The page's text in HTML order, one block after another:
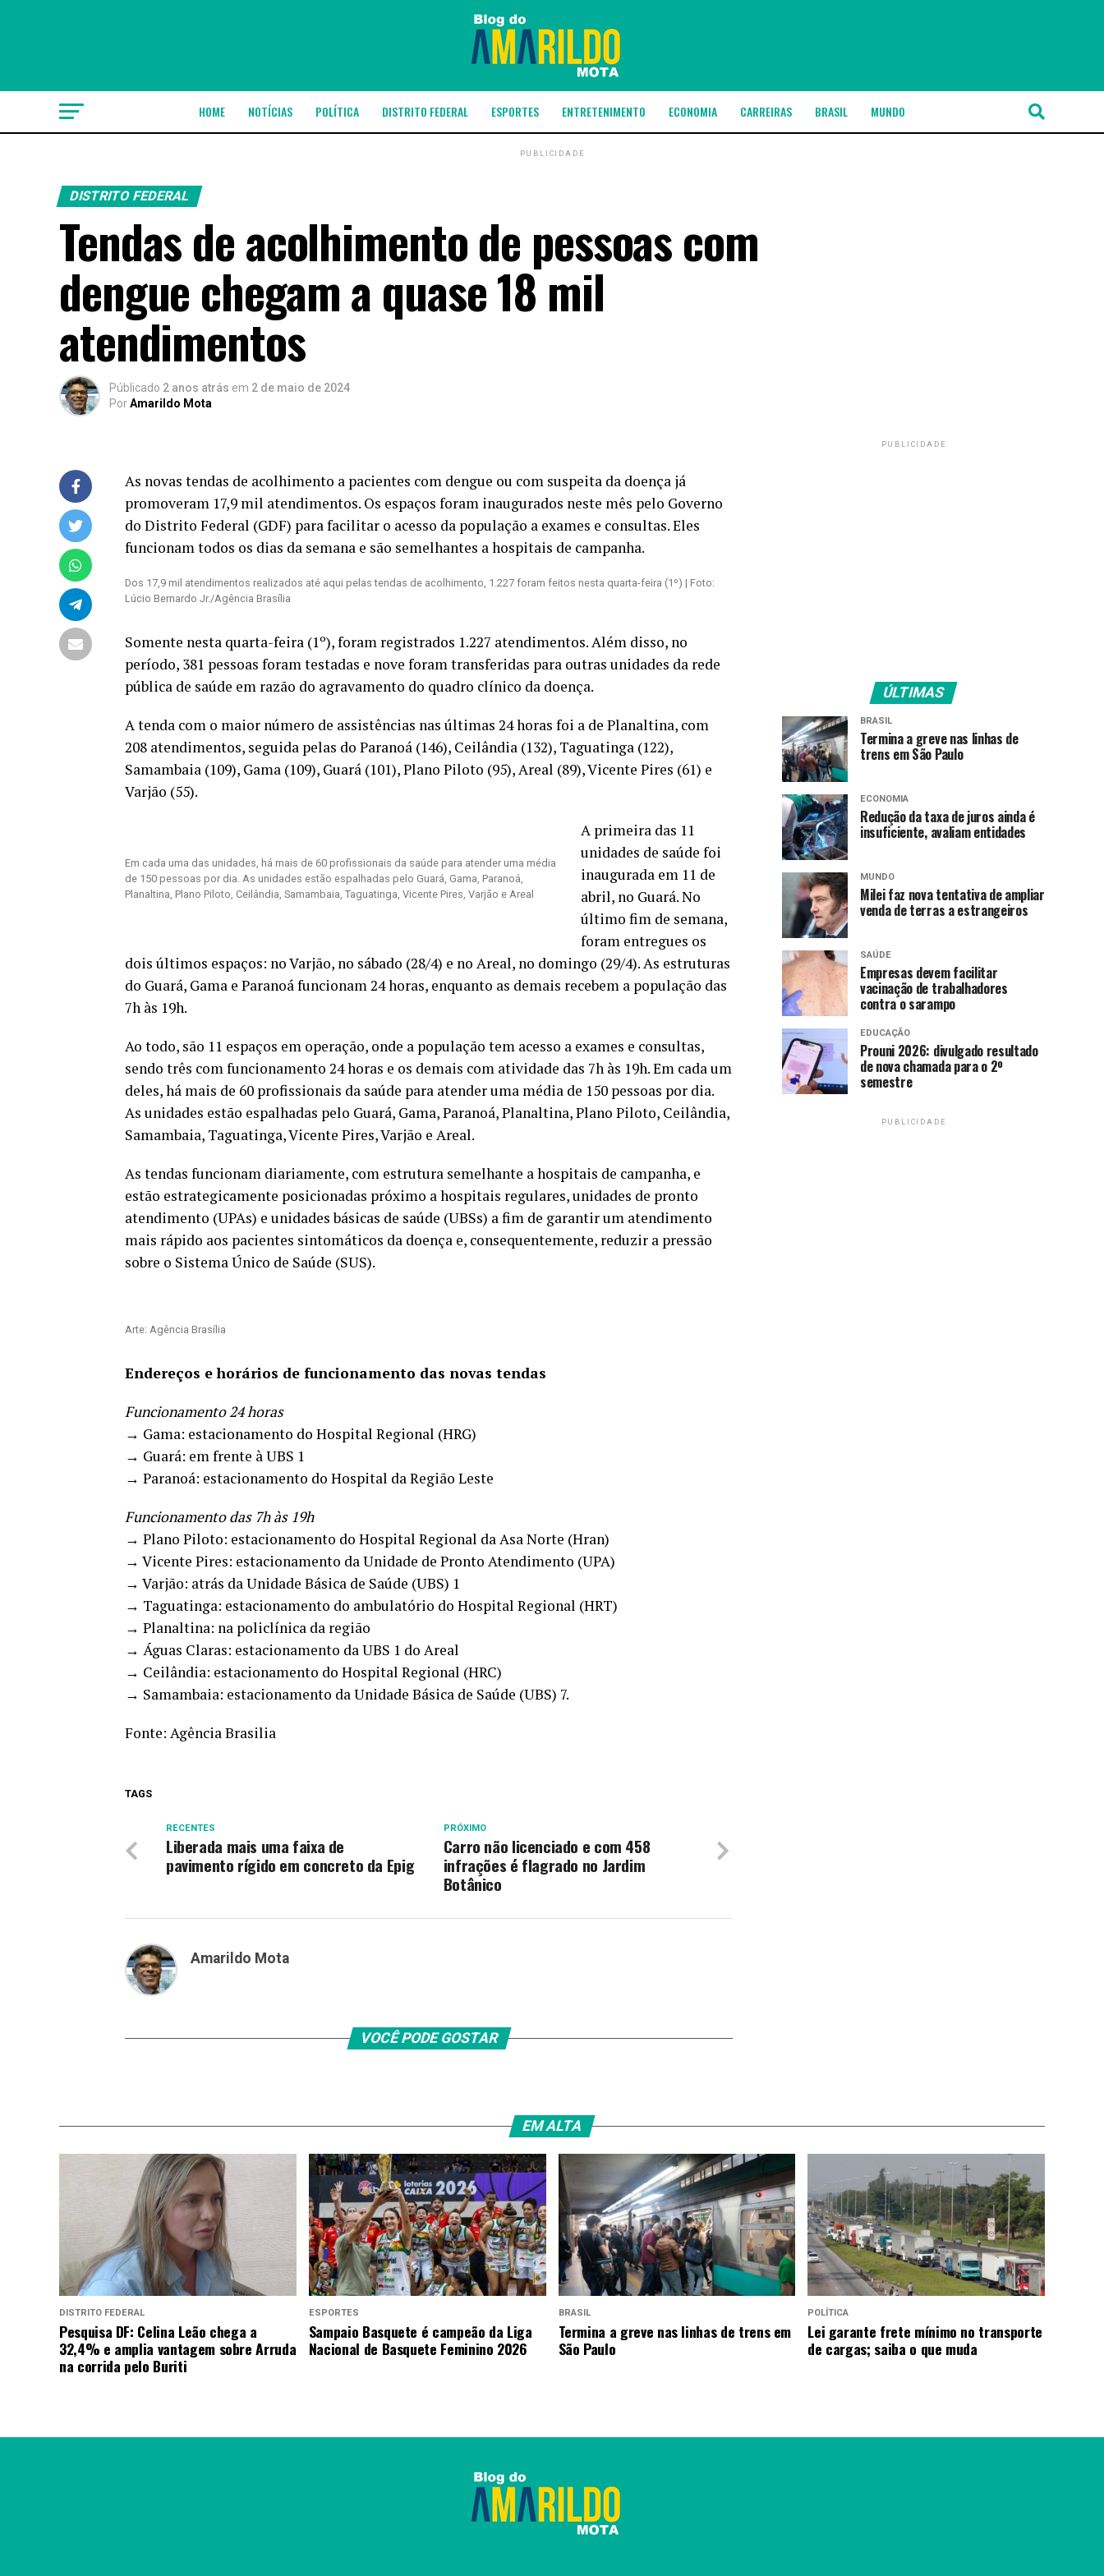
HOME NOTÍCIAS POLÍTICA DISTRITO FEDERAL ESPORTES ENTRETENIMENTO ECONOMIA CARREIRAS BRASIL MUNDO
PUBLICIDADE
DISTRITO FEDERAL
Tendas de acolhimento de pessoas com
dengue chegam a quase 18 mil
atendimentos
Públicado 2 anos atrás em 2 de maio de 2024
PorAmarildo Mota
As novas tendas de acolhimento a pacientes com dengue ou com suspeita da doença já
promoveram 17,9 mil atendimentos. Os espaços foram inaugurados neste mês pelo Governo
do Distrito Federal (GDF) para facilitar o acesso da população a exames e consultas. Eles
funcionam todos os dias da semana e são semelhantes a hospitais de campanha.
Dos 17,9 mil atendimentos realizados até aqui pelas tendas de acolhimento, 1.227 foram feitos nesta quarta-feira (1º) | Foto:
Lúcio Bernardo Jr./Agência Brasília
Somente nesta quarta-feira (1º), foram registrados 1.227 atendimentos. Além disso, no
período, 381 pessoas foram testadas e nove foram transferidas para outras unidades da rede
pública de saúde em razão do agravamento do quadro clínico da doença.
A tenda com o maior número de assistências nas últimas 24 horas foi a de Planaltina, com
208 atendimentos, seguida pelas do Paranoá (146), Ceilândia (132), Taguatinga (122),
Samambaia (109), Gama (109), Guará (101), Plano Piloto (95), Areal (89), Vicente Pires (61) e
Varjão (55).
Em cada uma das unidades, há mais de 60 profissionais da saúde para atender uma média
de 150 pessoas por dia. As unidades estão espalhadas pelo Guará, Gama, Paranoá,
Planaltina, Plano Piloto, Ceilândia, Samambaia, Taguatinga, Vicente Pires, Varjão e Areal
A primeira das 11
unidades de saúde foi
inaugurada em 11 de
abril, no Guará. No
último fim de semana,
foram entregues os
dois últimos espaços: no Varjão, no sábado (28/4) e no Areal, no domingo (29/4). As estruturas
do Guará, Gama e Paranoá funcionam 24 horas, enquanto as demais recebem a população das
7h às 19h.
‌Ao todo, são 11 espaços em operação, onde a população tem acesso a exames e consultas,
sendo três com funcionamento 24 horas e os demais com atividade das 7h às 19h. Em cada um
deles, há mais de 60 profissionais da saúde para atender uma média de 150 pessoas por dia.
As unidades estão espalhadas pelo Guará, Gama, Paranoá, Planaltina, Plano Piloto, Ceilândia,
Samambaia, Taguatinga, Vicente Pires, Varjão e Areal.
‌As tendas funcionam diariamente, com estrutura semelhante a hospitais de campanha, e
estão estrategicamente posicionadas próximo a hospitais regulares, unidades de pronto
atendimento (UPAs) e unidades básicas de saúde (UBSs) a fim de garantir um atendimento
mais rápido aos pacientes sintomáticos da doença e, consequentemente, reduzir a pressão
sobre o Sistema Único de Saúde (SUS).
Arte: Agência Brasília
‌Endereços e horários de funcionamento das novas tendas
Funcionamento 24 horas
→ Gama: estacionamento do Hospital Regional (HRG)
→ Guará: em frente à UBS 1
→ Paranoá: estacionamento do Hospital da Região Leste
‌Funcionamento das 7h às 19h
→ Plano Piloto: estacionamento do Hospital Regional da Asa Norte (Hran)
→ Vicente Pires: estacionamento da Unidade de Pronto Atendimento (UPA)
→ Varjão: atrás da Unidade Básica de Saúde (UBS) 1
→ Taguatinga: estacionamento do ambulatório do Hospital Regional (HRT)
→ Planaltina: na policlínica da região
→ Águas Claras: estacionamento da UBS 1 do Areal
→ Ceilândia: estacionamento do Hospital Regional (HRC)
→ Samambaia: estacionamento da Unidade Básica de Saúde (UBS) 7.
Fonte: Agência Brasilia
TAGS
PRÓXIMO
Carro não licenciado e com 458
infrações é flagrado no Jardim
Botânico
RECENTES
Liberada mais uma faixa de
pavimento rígido em concreto da Epig
Amarildo Mota
VOCÊ PODE GOSTAR
PUBLICIDADE
ÚLTIMAS
BRASIL
Termina a greve nas linhas de
trens em São Paulo
ECONOMIA
Redução da taxa de juros ainda é
insuficiente, avaliam entidades
MUNDO
Milei faz nova tentativa de ampliar
venda de terras a estrangeiros
SAÚDE
Empresas devem facilitar
vacinação de trabalhadores
contra o sarampo
EDUCAÇÃO
Prouni 2026: divulgado resultado
de nova chamada para o 2º
semestre
PUBLICIDADE
EM ALTA
DISTRITO FEDERAL
Pesquisa DF: Celina Leão chega a
32,4% e amplia vantagem sobre Arruda
na corrida pelo Buriti
ESPORTES
Sampaio Basquete é campeão da Liga
Nacional de Basquete Feminino 2026
BRASIL
Termina a greve nas linhas de trens em
São Paulo
POLÍTICA
Lei garante frete mínimo no transporte
de cargas; saiba o que muda